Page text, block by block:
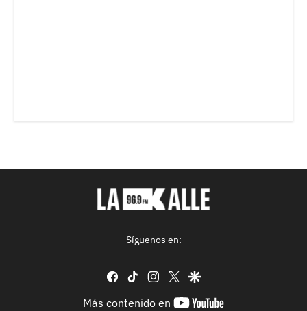
Síguenos en:
facebook
tiktok instagram
twittergoogle
Más contenido en
youtube-